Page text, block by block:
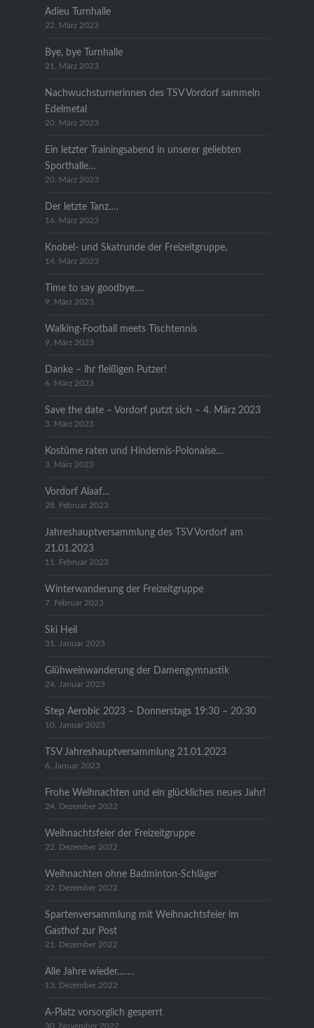
Adieu Turnhalle
22. März 2023
Bye, bye Turnhalle
21. März 2023
Nachwuchsturnerinnen des TSV Vordorf sammeln
Edelmetal
20. März 2023
Ein letzter Trainingsabend in unserer geliebten
Sporthalle…
20. März 2023
Der letzte Tanz….
16. März 2023
Knobel- und Skatrunde der Freizeitgruppe,
14. März 2023
Time to say goodbye….
9. März 2023
Walking-Football meets Tischtennis
9. März 2023
Danke – ihr fleißigen Putzer!
6. März 2023
Save the date – Vordorf putzt sich – 4. März 2023
3. März 2023
Kostüme raten und Hindernis-Polonaise…
3. März 2023
Vordorf Alaaf…
28. Februar 2023
Jahreshauptversammlung des TSV Vordorf am
21.01.2023
11. Februar 2023
Winterwanderung der Freizeitgruppe
7. Februar 2023
Ski Heil
31. Januar 2023
Glühweinwanderung der Damengymnastik
24. Januar 2023
Step Aerobic 2023 – Donnerstags 19:30 – 20:30
10. Januar 2023
TSV Jahreshauptversammlung 21.01.2023
6. Januar 2023
Frohe Weihnachten und ein glückliches neues Jahr!
24. Dezember 2022
Weihnachtsfeier der Freizeitgruppe
22. Dezember 2022
Weihnachten ohne Badminton-Schläger
22. Dezember 2022
Spartenversammlung mit Weihnachtsfeier im
Gasthof zur Post
21. Dezember 2022
Alle Jahre wieder…….
13. Dezember 2022
A-Platz vorsorglich gesperrt
30. November 2022